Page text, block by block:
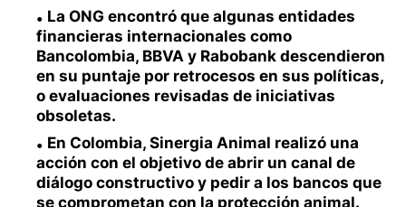
La ONG encontró que algunas entidades
financieras internacionales como
Bancolombia, BBVA y Rabobank descendieron
en su puntaje por retrocesos en sus políticas,
o evaluaciones revisadas de iniciativas
obsoletas.
En Colombia, Sinergia Animal realizó una
acción con el objetivo de abrir un canal de
diálogo constructivo y pedir a los bancos que
se comprometan con la protección animal.